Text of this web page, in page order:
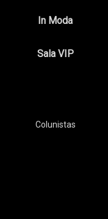
In Moda
Sala VIP
Colunistas